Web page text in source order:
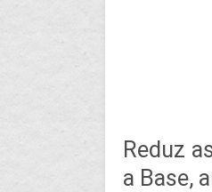
Reduz
a Base,